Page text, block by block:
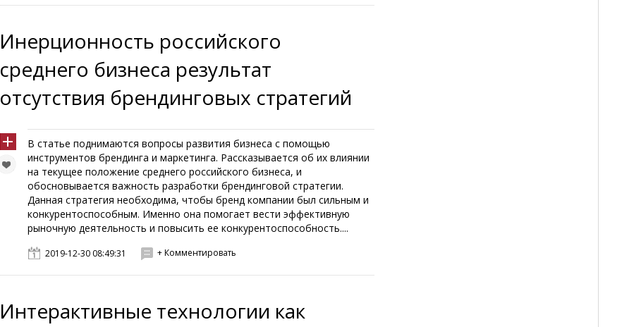
Инерционность российского
среднего бизнеса результат
отсутствия брендинговых стратегий
В статье поднимаются вопросы развития бизнеса с помощью
инструментов брендинга и маркетинга. Рассказывается об их влиянии
на текущее положение среднего российского бизнеса, и
обосновывается важность разработки брендинговой стратегии.
Данная стратегия необходима, чтобы бренд компании был сильным и
конкурентоспособным. Именно она помогает вести эффективную
рыночную деятельность и повысить ее конкурентоспособность....
2019-12-30 08:49:31 + Комментировать
Интерактивные технологии как